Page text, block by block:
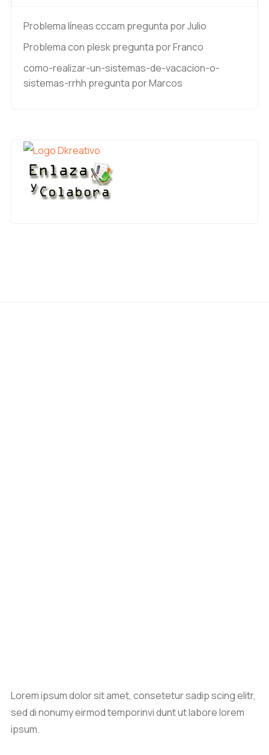
Problema líneas cccam pregunta por Julio
Problema con pleskpregunta por Franco
como-realizar-un-sistemas-de-vacacion-o-
sistemas-rrhh pregunta por Marcos
Lorem ipsum dolor sit amet, consetetur sadip scing elitr,
sed di nonumy eirmod temporinvi dunt ut labore lorem
ipsum.